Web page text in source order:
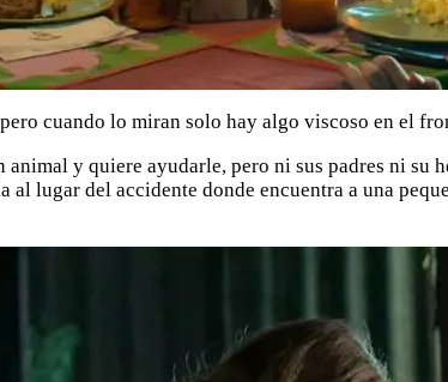
cuando lo miran solo hay algo viscoso en el
y quiere ayudarle, pero ni sus padres ni
al lugar del accidente donde encuentra a una